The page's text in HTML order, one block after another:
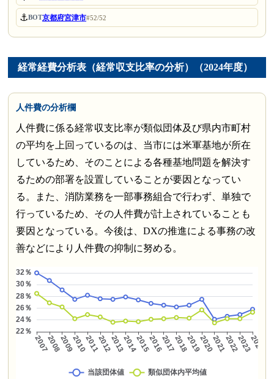
⚓BOT京都府宮津市#52/52
経常経費分析表（経常収支比率の分析）（2024年度）
人件費の分析欄
人件費に係る経常収支比率が類似団体及び県内市町村
の平均を上回っているのは、当市には米軍基地が所在
しているため、そのことによる各種基地問題を解決す
るための部署を設置していることが要因となってい
る。また、消防業務を一部事務組合で行わず、単独で
行っているため、その人件費が計上されていることも
要因となっている。今後は、DXの推進による事務の改
善などにより人件費の抑制に努める。